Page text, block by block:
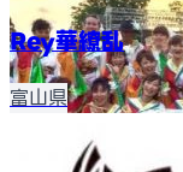
Rey華繚乱
富山県